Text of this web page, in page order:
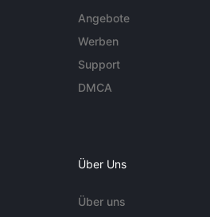
Angebote
Werben
Support
DMCA
Über Uns
Über uns